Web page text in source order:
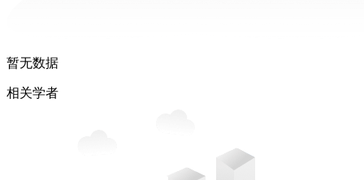
暂无数据
相关学者